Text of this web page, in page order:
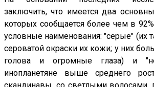
заключить, что имеется два
которых сообщается более чем в
условные наименования: "серые" (их
сероватой окраски их кожи; у них
голова и огромные глаза) и
инопланетяне выше среднего